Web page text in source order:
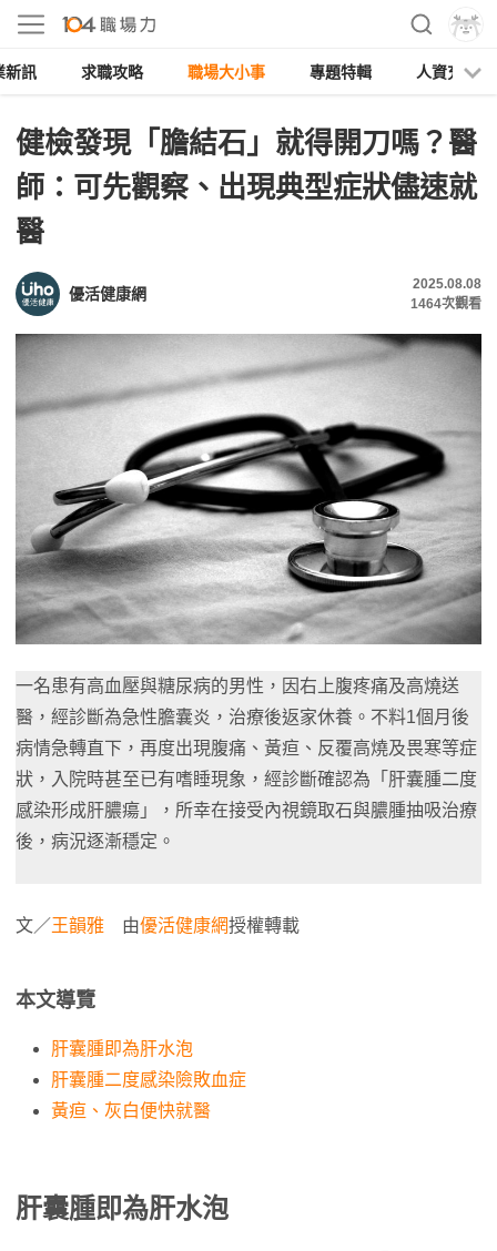
新訊 求職攻略 職場大小事 專題特輯 人資充電
健檢發現「膽結石」就得開刀嗎？醫
師：可先觀察、出現典型症狀儘速就
醫
優活健康網
2025.08.08
1464次觀看
一名患有高血壓與糖尿病的男性，因右上腹疼痛及高燒送
醫，經診斷為急性膽囊炎，治療後返家休養。不料1個月後
病情急轉直下，再度出現腹痛、黃疸、反覆高燒及畏寒等症
狀，入院時甚至已有嗜睡現象，經診斷確認為「肝囊腫二度
感染形成肝膿瘍」，所幸在接受內視鏡取石與膿腫抽吸治療
後，病況逐漸穩定。
文／王韻雅 由優活健康網授權轉載
本文導覽
肝囊腫即為肝水泡
肝囊腫二度感染險敗血症
黃疸、灰白便快就醫
肝囊腫即為肝水泡